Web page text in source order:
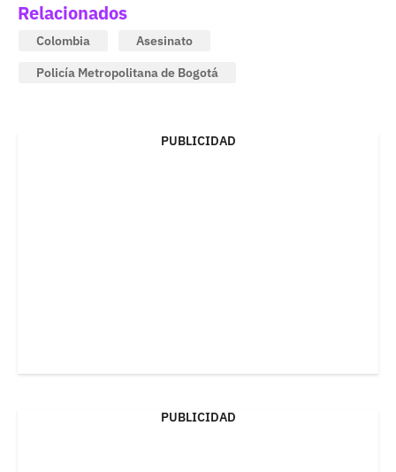
Relacionados
Colombia
Asesinato
Policía Metropolitana de Bogotá
PUBLICIDAD
PUBLICIDAD